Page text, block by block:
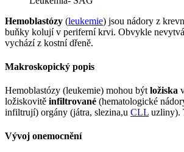
Hemoblastózy (leukemie) jsou nádory z
buňky kolují v periferní krvi. Obvykle
vychází z kostní dřeně.
Makroskopický popis
Hemoblastózy (leukemie) mohou být ložiska
ložiskovitě infiltrované (hematologické
infiltrují) orgány (játra, slezina,u CLL uzliny).
Vývoj onemocnění